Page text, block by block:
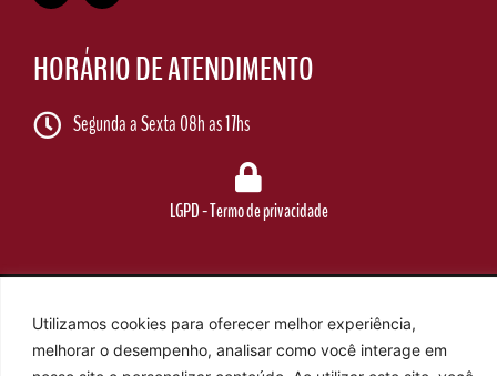
Utilizamos cookies para oferecer melhor experiência,
melhorar o desempenho, analisar como você interage em
HORÁRIO DE ATENDIMENTO
Segunda a Sexta 08h as 17hs
LGPD - Termo de privacidade